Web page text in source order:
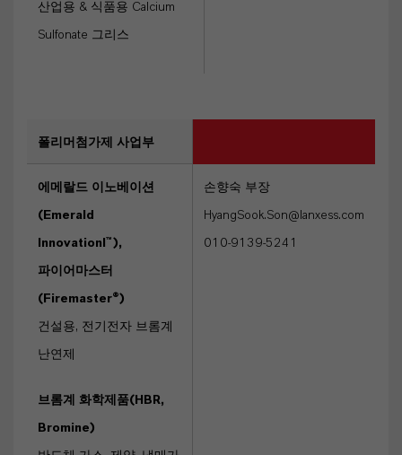
산업용 & 식품용 Calcium
Sulfonate 그리스
폴리머첨가제 사업부
에메랄드 이노베이션
(Emerald
Innovationl™),
파이어마스터
(Firemaster®)
건설용, 전기전자 브롬계
난연제
브롬계 화학제품(HBR,
Bromine)
손향숙 부장
HyangSook.Son@lanxess.com
010-9139-5241